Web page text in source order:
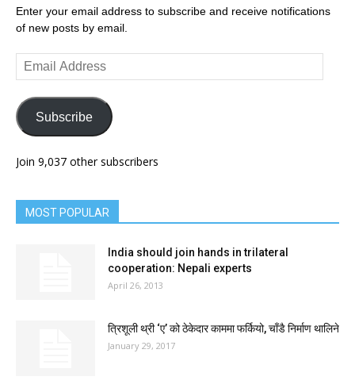
Enter your email address to subscribe and receive notifications
of new posts by email.
Email
Address
Subscribe
Join 9,037 other subscribers
MOST POPULAR
India should join hands in trilateral
cooperation: Nepali experts
April 26, 2013
त्रिशूली थ्री ‘ए’ को ठेकेदार काममा फर्कियो, चाँडै निर्माण थालिने
January 29, 2017